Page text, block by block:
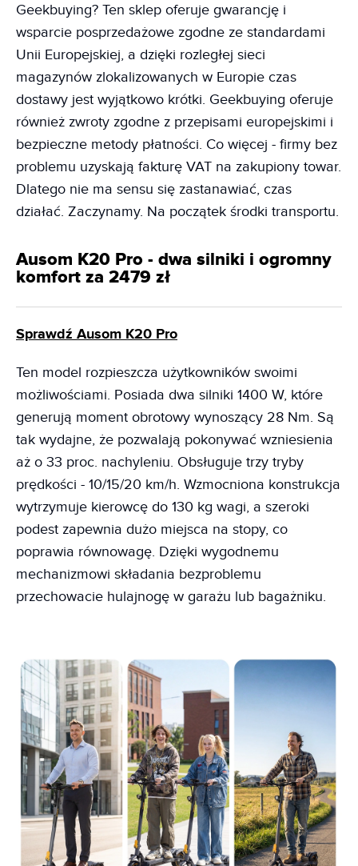
Geekbuying? Ten sklep oferuje gwarancję i
wsparcie posprzedażowe zgodne ze standardami
Unii Europejskiej, a dzięki rozległej sieci
magazynów zlokalizowanych w Europie czas
dostawy jest wyjątkowo krótki. Geekbuying oferuje
również zwroty zgodne z przepisami europejskimi i
bezpieczne metody płatności. Co więcej - firmy bez
problemu uzyskają fakturę VAT na zakupiony towar.
Dlatego nie ma sensu się zastanawiać, czas
działać. Zaczynamy. Na początek środki transportu.
Ausom K20 Pro - dwa silniki i ogromny
komfort za 2479 zł
Sprawdź Ausom K20 Pro
Ten model rozpieszcza użytkowników swoimi
możliwościami. Posiada dwa silniki 1400 W, które
generują moment obrotowy wynoszący 28 Nm. Są
tak wydajne, że pozwalają pokonywać wzniesienia
aż o 33 proc. nachyleniu. Obsługuje trzy tryby
prędkości - 10/15/20 km/h. Wzmocniona konstrukcja
wytrzymuje kierowcę do 130 kg wagi, a szeroki
podest zapewnia dużo miejsca na stopy, co
poprawia równowagę. Dzięki wygodnemu
mechanizmowi składania bezproblemu
przechowacie hulajnogę w garażu lub bagażniku.